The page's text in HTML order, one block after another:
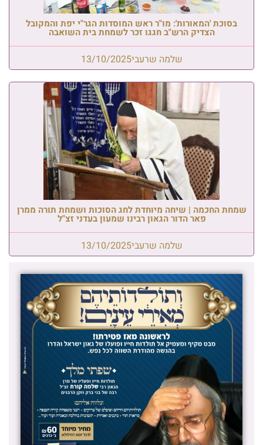
בסוכת 'המאורות': מו"ר ראש המוסדות הגר"י יפת והמקובל
הצדיק הרש"ב חגגו זכר לשמחת בית השואבה
שלמה שרעבי13/10/2025
שמחת החכמה | שיחה מיוחדת לחג הסוכות ושמחת תורה ממרן
פאר הדור הגאון רבינו שמעון בעדני זצ"ל
שלמה שרעבי13/10/2025